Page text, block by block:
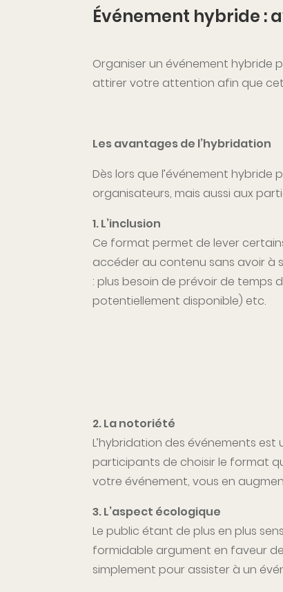
Événement hybride :
Organiser un événement hybride
attirer votre attention afin que
Les avantages de l’hybridation
Dès lors que l’événement
organisateurs, mais aussi aux
1. L’inclusion
Ce format permet de lever
accéder au contenu sans avoir à
: plus besoin de prévoir de temps
potentiellement disponible) etc.
2. La notoriété
L’hybridation des événements
participants de choisir le format
votre événement, vous en
3. L’aspect écologique
Le public étant de plus en plus
formidable argument en faveur
simplement pour assister à un